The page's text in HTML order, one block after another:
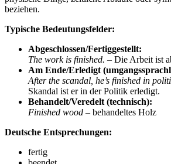
beziehen.
Typische Bedeutungsfelder:
Abgeschlossen/Fertiggestellt:
The work is finished. – Die Arbeit ist
Am Ende/Erledigt
After the scandal, he’s finished in
Skandal ist er in der Politik erledigt.
Behandelt/Veredelt (technisch):
Finished wood – behandeltes Holz
Deutsche Entsprechungen:
fertig